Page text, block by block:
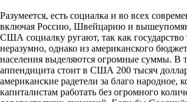
Разумеется, есть социалка и во всех
включая Россию, Швейцарию и
США социалку ругают, так как государство
неразумно, однако из американского
населения выделяются огромные суммы. В
аппендицита стоит в США 200 тысяч
американские радетели за благо народное,
капиталистам работать без огромного